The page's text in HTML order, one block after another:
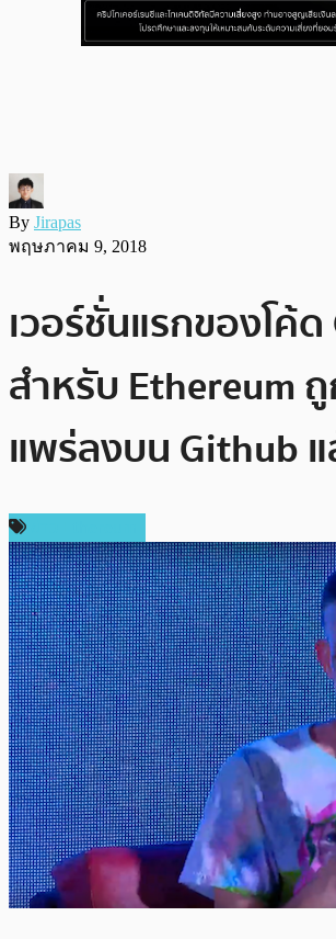
By Jirapas
พฤษภาคม 9, 2018
เวอร์ชั่นแรกของโค้ด
สำหรับ Ethereum
แพร่ลงบน Github